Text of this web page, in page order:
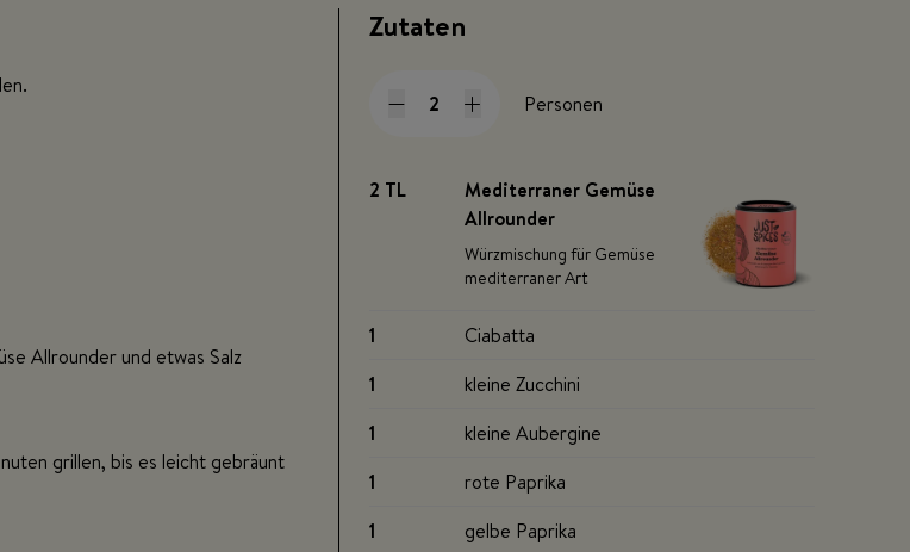
Zutaten
Personen
2 TL
Mediterraner Gemüse
Allrounder
Würzmischung für Gemüse
mediterraner Art
1
Ciabatta
1
kleine Zucchini
1
kleine Aubergine
1
rote Paprika
1
gelbe Paprika
Allrounder und etwas Salz
grillen, bis es leicht gebräunt